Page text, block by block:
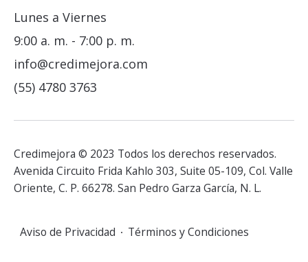
Lunes a Viernes
9:00 a. m. - 7:00 p. m.
info@credimejora.com
(55) 4780 3763
Credimejora © 2023 Todos los derechos reservados.
Avenida Circuito Frida Kahlo 303, Suite 05-109, Col. Valle
Oriente, C. P. 66278. San Pedro Garza García, N. L.
Aviso de Privacidad Términos y Condiciones